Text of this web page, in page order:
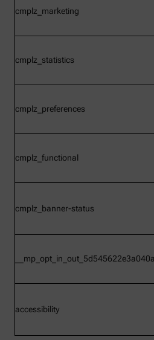
cmplz_marketing
cmplz_statistics
cmplz_preferences
cmplz_functional
cmplz_banner-status
accessibility